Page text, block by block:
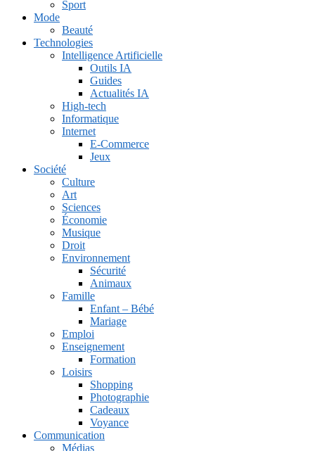
Sport
Mode
Beauté
Technologies
Intelligence Artificielle
Outils IA
Guides
Actualités IA
High-tech
Informatique
Internet
E-Commerce
Jeux
Société
Culture
Art
Sciences
Économie
Musique
Droit
Environnement
Sécurité
Animaux
Famille
Enfant – Bébé
Mariage
Emploi
Enseignement
Formation
Loisirs
Shopping
Photographie
Cadeaux
Voyance
Communication
Médias